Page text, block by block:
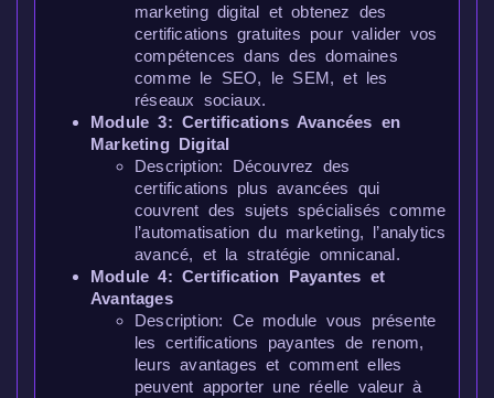
marketing digital et obtenez des
certifications gratuites pour valider vos
compétences dans des domaines
comme le SEO, le SEM, et les
réseaux sociaux.
Module 3: Certifications Avancées en
Marketing Digital
Description: Découvrez des
certifications plus avancées qui
couvrent des sujets spécialisés comme
l’automatisation du marketing, l’analytics
avancé, et la stratégie omnicanal.
Module 4: Certification Payantes et
Avantages
Description: Ce module vous présente
les certifications payantes de renom,
leurs avantages et comment elles
peuvent apporter une réelle valeur à